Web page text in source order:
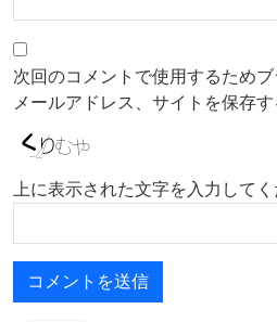
次回のコメントで使用するためブ
メールアドレス、サイトを保存す
上に表示された文字を入力してく